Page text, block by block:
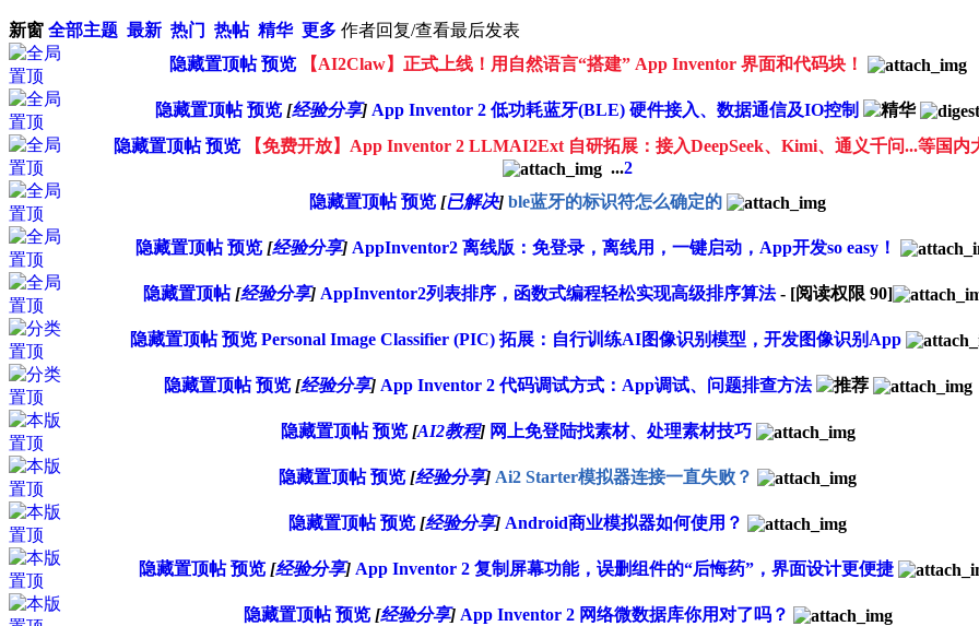
新窗 全部主题 最新 热门 热帖 精华 更多 作者回复/查看最后发表
隐藏置顶帖 预览 【AI2Claw】正式上线！用自然语言“搭建” App Inventor 界面和代码块！
隐藏置顶帖 预览 [经验分享] App Inventor 2 低功耗蓝牙(BLE) 硬件接入、数据通信及IO控制
隐藏置顶帖 预览
【免费开放】App Inventor 2 LLMAI2Ext 自研拓展：接入DeepSeek、Kimi、通义千问...等国内
...2
隐藏置顶帖 预览 [已解决] ble蓝牙的标识符怎么确定的
隐藏置顶帖 预览 [经验分享] AppInventor2 离线版：免登录，离线用，一键启动，App开发so easy！
隐藏置顶帖 [经验分享] AppInventor2列表排序，函数式编程轻松实现高级排序算法- [阅读权限 90]
隐藏置顶帖 预览 Personal Image Classifier (PIC) 拓展：自行训练AI图像识别模型，开发图像识别App
隐藏置顶帖 预览 [经验分享] App Inventor 2 代码调试方式：App调试、问题排查方法
隐藏置顶帖 预览 [AI2教程] 网上免登陆找素材、处理素材技巧
隐藏置顶帖 预览 [经验分享] Ai2 Starter模拟器连接一直失败？
隐藏置顶帖 预览 [经验分享] Android商业模拟器如何使用？
隐藏置顶帖 预览 [经验分享] App Inventor 2 复制屏幕功能，误删组件的“后悔药”，界面设计更便捷
隐藏置顶帖 预览 [经验分享] App Inventor 2 网络微数据库你用对了吗？